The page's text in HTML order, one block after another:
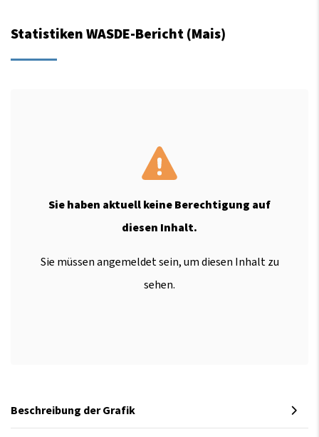
Statistiken WASDE-Bericht (Mais)
Sie haben aktuell keine Berechtigung auf
diesen Inhalt.
Sie müssen angemeldet sein, um diesen Inhalt zu
sehen.
Beschreibung der Grafik